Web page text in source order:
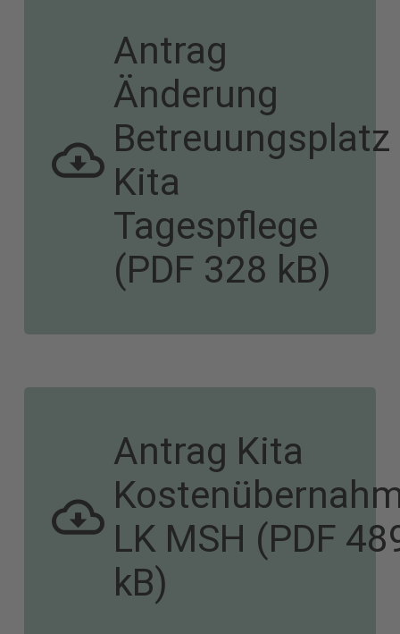
lesen
lernen.
"
(Astrid
Antrag
Änderung
Betreuungsplatz
Kita
Tagespflege
(PDF 328 kB)
Antrag Kita
LK MSH (PDF
kB)